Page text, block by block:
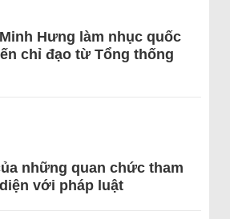
Hưng làm nhục quốc
chỉ đạo từ Tổng thống
những quan chức tham
với pháp luật